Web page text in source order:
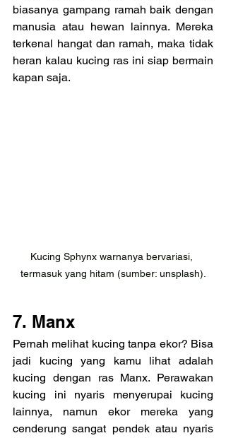
biasanya gampang ramah baik dengan
manusia atau hewan lainnya. Mereka
terkenal hangat dan ramah, maka tidak
heran kalau kucing ras ini siap bermain
kapan saja.
Kucing Sphynx warnanya bervariasi,
termasuk yang hitam (sumber: unsplash).
7. Manx
Pernah melihat kucing tanpa ekor? Bisa
jadi kucing yang kamu lihat adalah
kucing dengan ras Manx. Perawakan
kucing ini nyaris menyerupai kucing
lainnya, namun ekor mereka yang
cenderung sangat pendek atau nyaris